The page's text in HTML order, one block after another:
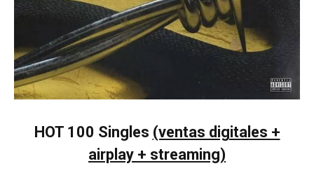
HOT 100 Singles (ventas digitales +
airplay + streaming)